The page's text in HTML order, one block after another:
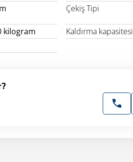
Çekiş Tipi
kilogram Kaldırma kapasitesi